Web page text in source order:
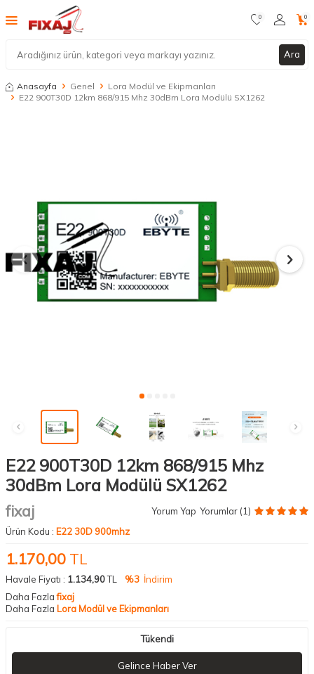
Ara
0 0
Anasayfa Genel
Lora Modül ve Ekipmanları
E22 900T30D 12km 868/915 Mhz 30dBm Lora Modülü SX1262
E22 900T30D 12km 868/915 Mhz
30dBm Lora Modülü SX1262
fixaj Yorum Yap Yorumlar (1)
Ürün Kodu : E22 30D 900mhz
1.170,00 TL
Havale Fiyatı : 1.134,90TL %3 İndirim
Daha Fazlafixaj
Daha Fazla Lora Modül ve Ekipmanları
Tükendi
Gelince Haber Ver